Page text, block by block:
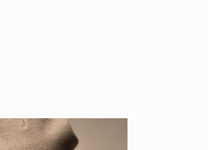
YO! CHUI
あの時のあの写真